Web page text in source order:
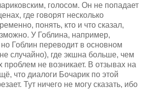
голосом. Он не попадает
где говорят несколько
понять, кто и что сказал,
У Гоблина, например,
Гоблин переводит в основном
случайно), где экшна больше, чем
проблем не возникает. В отзывах на
что диалоги Бочарик по этой
Тут ничего не могу сказать, ибо